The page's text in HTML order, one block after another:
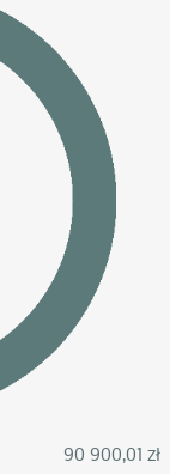
90 900,01 zł